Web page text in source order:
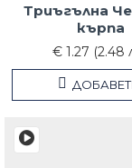
Триъгълна
кърпа
€ 1.27 (2.48